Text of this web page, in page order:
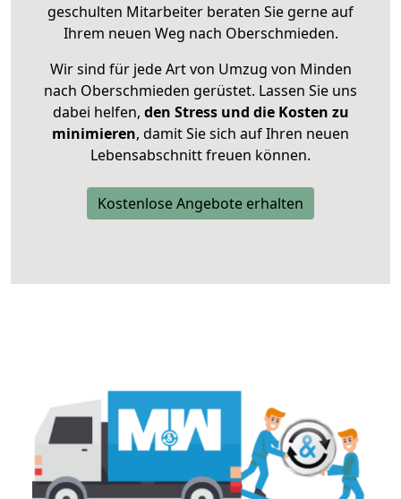
geschulten Mitarbeiter beraten Sie gerne auf
Ihrem neuen Weg nach Oberschmieden.
Wir sind für jede Art von Umzug von Minden
nach Oberschmieden gerüstet. Lassen Sie uns
dabei helfen, den Stress und die Kosten zu
minimieren, damit Sie sich auf Ihren neuen
Lebensabschnitt freuen können.
Kostenlose Angebote erhalten